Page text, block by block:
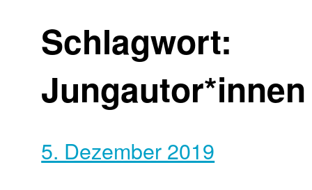
Schlagwort:
Jungautor*innen
5. Dezember 2019